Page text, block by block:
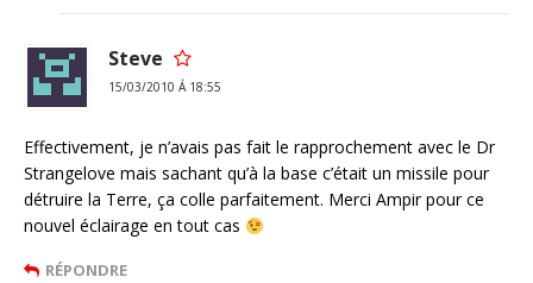
Steve
15/03/2010 Á 18:55
Effectivement, je n’avais pas fait le rapprochement avec le Dr
Strangelove mais sachant qu’à la base c’était un missile pour
détruire la Terre, ça colle parfaitement. Merci Ampir pour ce
nouvel éclairage en tout cas
RÉPONDRE